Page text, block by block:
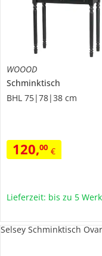
WOOOD
Schminktisch
BHL 75|78|38 cm
120,00 €
Lieferzeit: bis zu 5
Selsey Schminktisch